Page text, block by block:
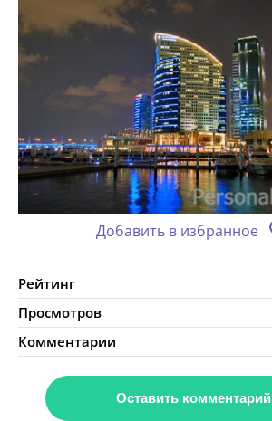
Добавить в избранное
Рейтинг
Просмотров
Комментарии
Оставить комментарий